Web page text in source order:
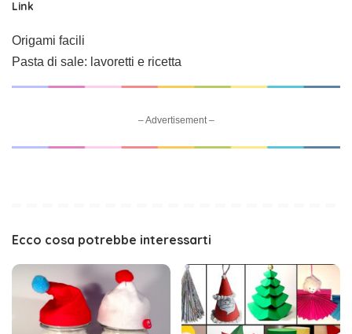
Link
Origami facili
Pasta di sale: lavoretti e ricetta
– Advertisement –
Ecco cosa potrebbe interessarti